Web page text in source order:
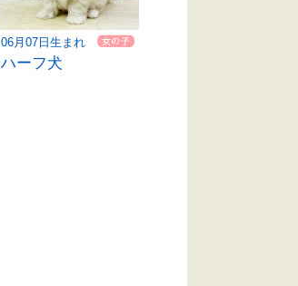
06月07日生まれ
ハーフ犬